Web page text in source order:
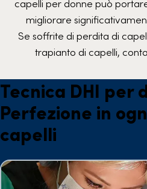
capelli per donne può
migliorare
Se soffrite di perdita di
trapianto di capelli,
Tecnica DHI per
Perfezione in
capelli